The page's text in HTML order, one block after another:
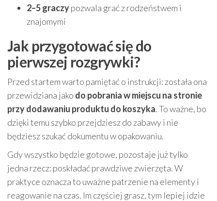
2–5 graczypozwala grać z rodzeństwem i
znajomymi
Jak przygotować się do
pierwszej rozgrywki?
Przed startem warto pamiętać o instrukcji: została ona
przewidziana jako do pobrania w miejscu na stronie
przy dodawaniu produktu do koszyka. To ważne, bo
dzięki temu szybko przejdziesz do zabawy i nie
będziesz szukać dokumentu w opakowaniu.
Gdy wszystko będzie gotowe, pozostaje już tylko
jedna rzecz: poskładać prawdziwe zwierzęta. W
praktyce oznacza to uważne patrzenie na elementy i
reagowanie na czas. Im częściej grasz, tym lepiej idzie